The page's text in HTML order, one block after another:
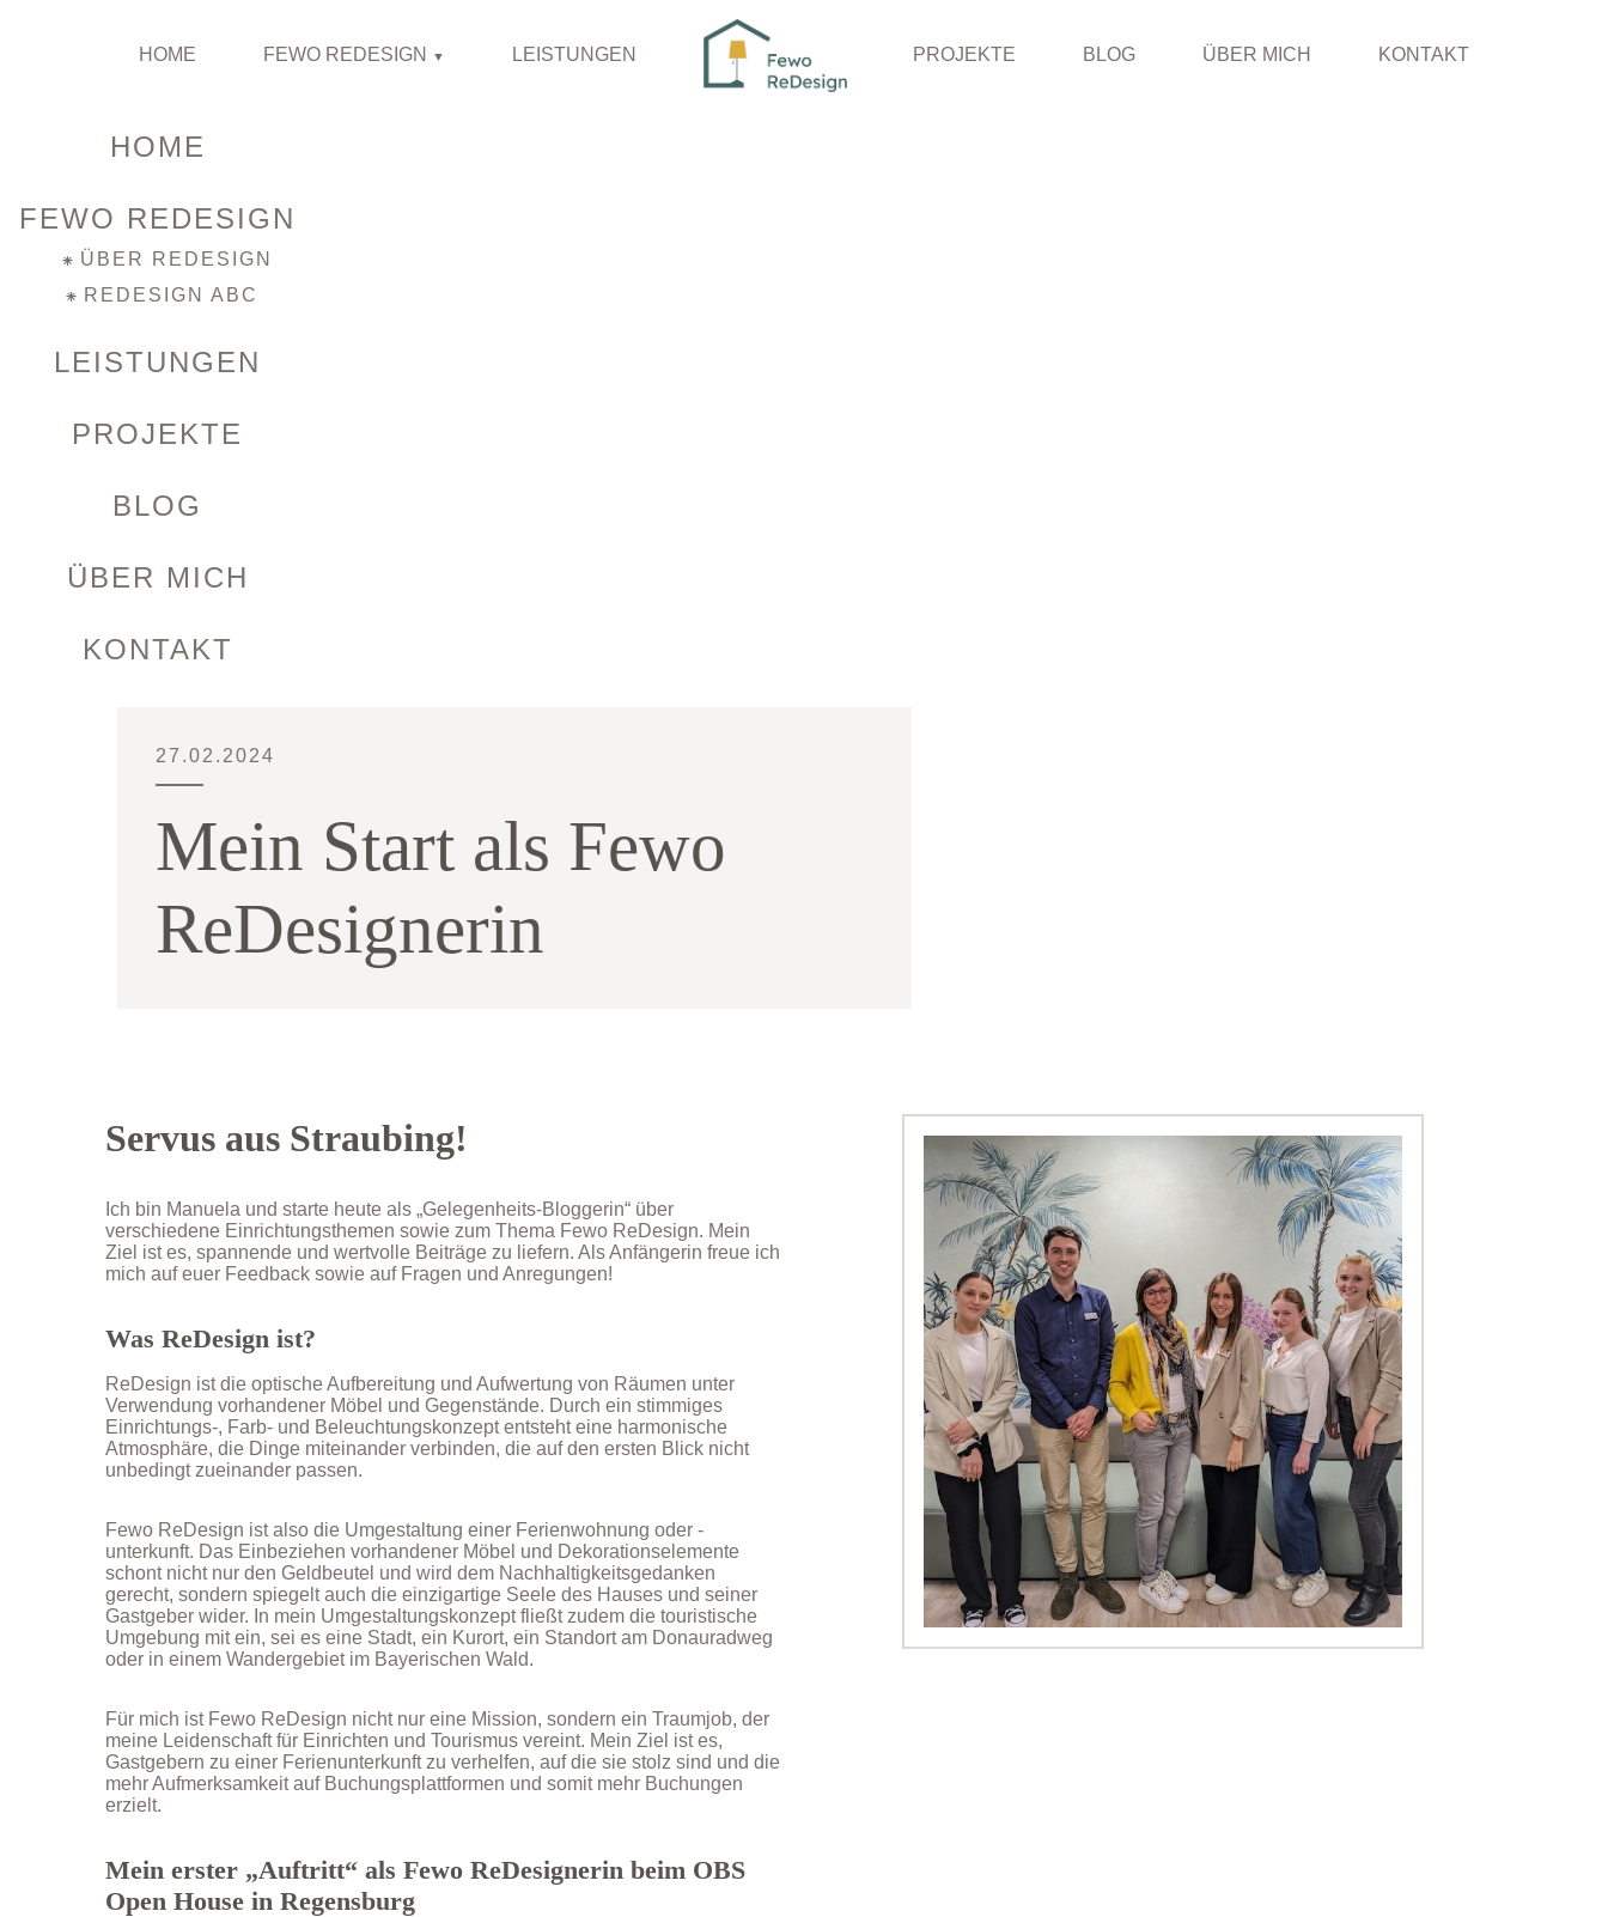
HOME FEWO REDESIGN LEISTUNGEN PROJEKTE BLOG ÜBER MICH KONTAKT
HOME
FEWO REDESIGN
ÜBER REDESIGN
REDESIGN ABC
LEISTUNGEN
PROJEKTE
BLOG
ÜBER MICH
KONTAKT
27.02.2024
Mein Start als Fewo
ReDesignerin
Servus aus Straubing!
Ich bin Manuela und starte heute als „Gelegenheits-Bloggerin“ über
verschiedene Einrichtungsthemen sowie zum Thema Fewo ReDesign. Mein
Ziel ist es, spannende und wertvolle Beiträge zu liefern. Als Anfängerin freue ich
mich auf euer Feedback sowie auf Fragen und Anregungen!
Was ReDesign ist?
ReDesign ist die optische Aufbereitung und Aufwertung von Räumen unter
Verwendung vorhandener Möbel und Gegenstände. Durch ein stimmiges
Einrichtungs-, Farb- und Beleuchtungskonzept entsteht eine harmonische
Atmosphäre, die Dinge miteinander verbinden, die auf den ersten Blick nicht
unbedingt zueinander passen.
Fewo ReDesign ist also die Umgestaltung einer Ferienwohnung oder -
unterkunft. Das Einbeziehen vorhandener Möbel und Dekorationselemente
schont nicht nur den Geldbeutel und wird dem Nachhaltigkeitsgedanken
gerecht, sondern spiegelt auch die einzigartige Seele des Hauses und seiner
Gastgeber wider. In mein Umgestaltungskonzept fließt zudem die touristische
Umgebung mit ein, sei es eine Stadt, ein Kurort, ein Standort am Donauradweg
oder in einem Wandergebiet im Bayerischen Wald.
Für mich ist Fewo ReDesign nicht nur eine Mission, sondern ein Traumjob, der
meine Leidenschaft für Einrichten und Tourismus vereint. Mein Ziel ist es,
Gastgebern zu einer Ferienunterkunft zu verhelfen, auf die sie stolz sind und die
mehr Aufmerksamkeit auf Buchungsplattformen und somit mehr Buchungen
erzielt.
Mein erster „Auftritt“ als Fewo ReDesignerin beim OBS
Open House in Regensburg